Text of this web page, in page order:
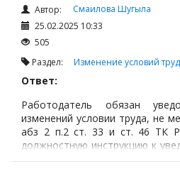
Автор:
Смаилова Шугыла
25.02.2025 10:33
505
Раздел: Изменение условий
Ответ:
Работодатель обязан
изменений условии труда, не
абз 2 п.2 ст. 33 и ст. 46 ТК
должностную инструкцию к
уведомлении какие новые